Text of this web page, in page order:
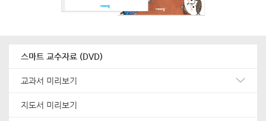
스마트 교수자료 (DVD)
교과서 미리보기
지도서 미리보기